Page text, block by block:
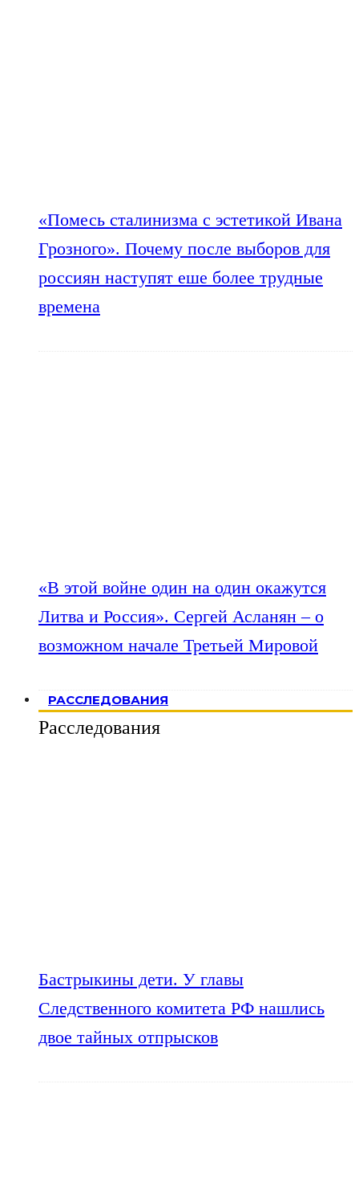
«Помесь сталинизма с эстетикой Ивана
Грозного». Почему после выборов для
россиян наступят еше более трудные
времена
«В этой войне один на один окажутся
Литва и Россия». Сергей Асланян – о
возможном начале Третьей Мировой
РАССЛЕДОВАНИЯ
Расследования
Бастрыкины дети. У главы
Следственного комитета РФ нашлись
двое тайных отпрысков